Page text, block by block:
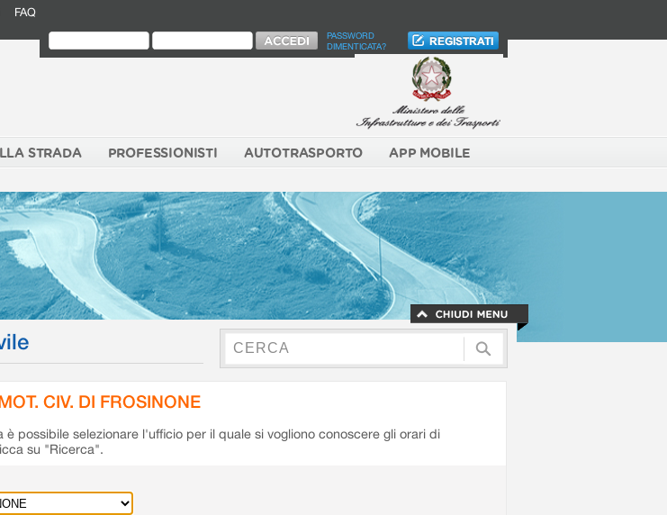
FAQ
PASSWORD
DIMENTICATA?
STRADA PROFESSIONISTI AUTOTRASPORTO APP MOBILE
CIV. DI FROSINONE
è possibile selezionare l'ufficio per il quale si vogliono conoscere gli orari di
su "Ricerca".